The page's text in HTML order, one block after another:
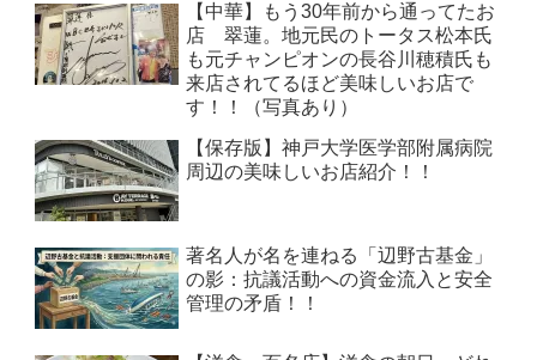
【中華】もう30年前から通ってたお
店 翠蓮。地元民のトータス松本氏
も元チャンピオンの長谷川穂積氏も
来店されてるほど美味しいお店で
す！！（写真あり）
【保存版】神戸大学医学部附属病院
周辺の美味しいお店紹介！！
著名人が名を連ねる「辺野古基金」
の影：抗議活動への資金流入と安全
管理の矛盾！！